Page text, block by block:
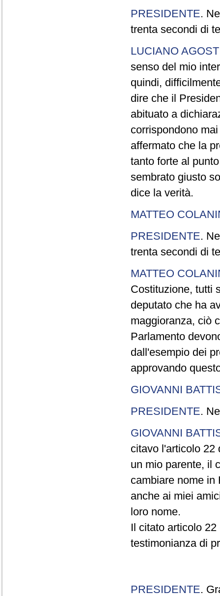
PRESIDENTE.
trenta secondi di
LUCIANO
senso del mio
quindi,
dire che il
abituato a
corrispondono
affermato che la
tanto forte al
sembrato giusto
dice la verità.
MATTEO
PRESIDENTE.
trenta secondi di
MATTEO
Costituzione, tutti
deputato che ha
maggioranza, ciò
Parlamento
dall'esempio dei
approvando
GIOVANNI
PRESIDENTE.
GIOVANNI
citavo l'articolo 22
un mio parente, il
cambiare nome in
anche ai miei
loro nome.
Il citato articolo
testimonianza di
PRESIDENTE.